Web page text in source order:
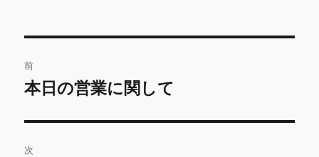
稿
ビ
前
前
投
稿:
本日の営業に関して
次